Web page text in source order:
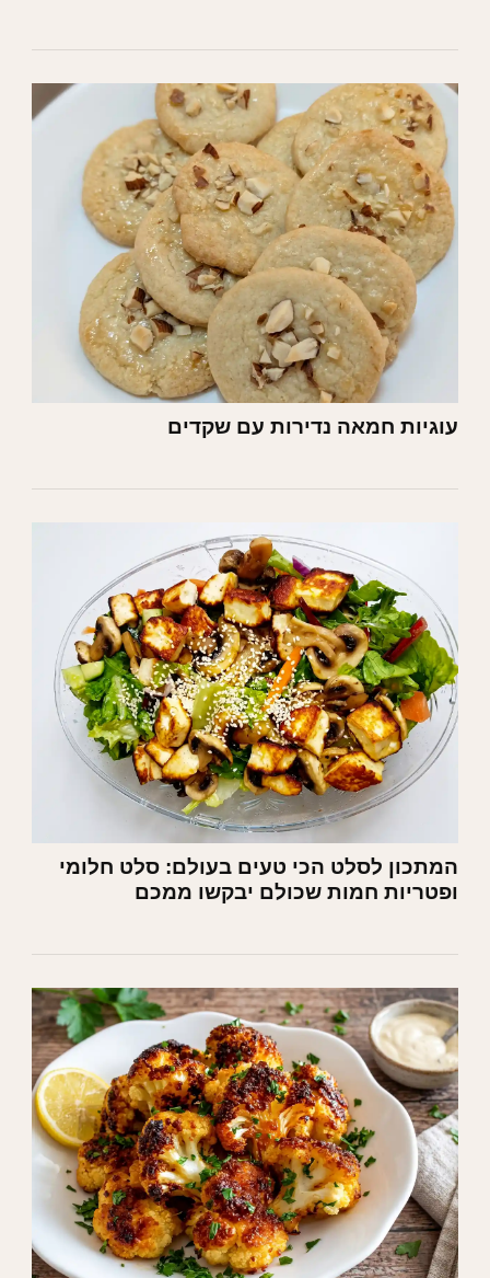
עוגיות חמאה נדירות עם שקדים
המתכון לסלט הכי טעים בעולם: סלט חלומי
ופטריות חמות שכולם יבקשו ממכם